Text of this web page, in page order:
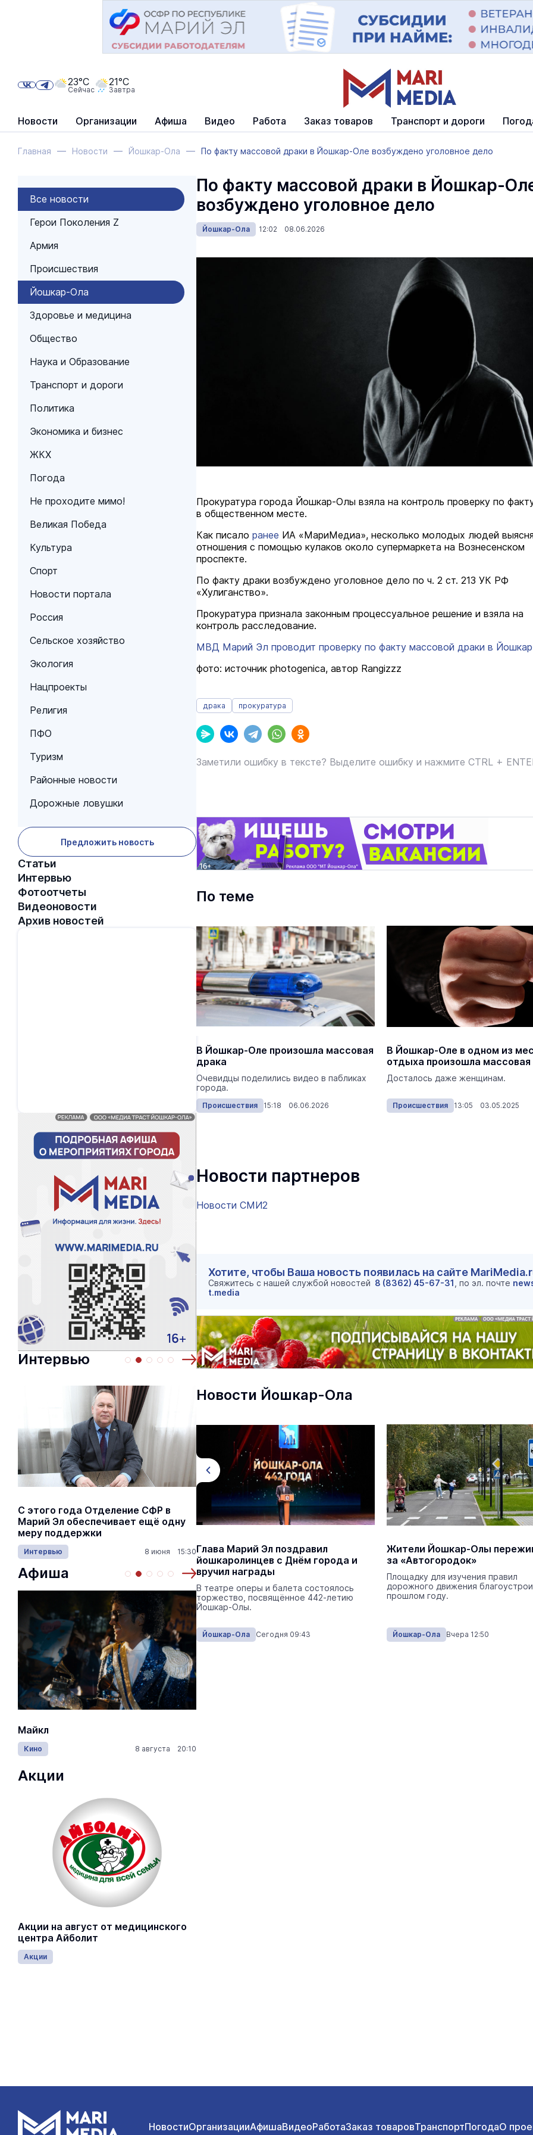
Новости Организации Афиша Видео Работа Заказ товаров Транспорт и дороги
23°C
Сейчас
21°C
Завтра
Главная Новости Йошкар-Ола По факту массовой драки в Йошкар-Оле возбуждено уголовное дело
Все новости
Герои Поколения Z
Армия
Происшествия
Йошкар-Ола
Здоровье и медицина
Общество
Наука и Образование
Транспорт и дороги
Политика
Экономика и бизнес
ЖКХ
Погода
Не проходите мимо!
Великая Победа
Культура
Спорт
Новости портала
Россия
Сельское хозяйство
Экология
Нацпроекты
Религия
ПФО
Туризм
Районные новости
Дорожные ловушки
Предложить новость
Статьи
Интервью
Фотоотчеты
Видеоновости
Архив новостей
Интервью
С этого года Отделение СФР в
Марий Эл обеспечивает ещё одну
меру поддержки
Интервью 8 июня 15:30
Алексей Ямаев о премьере в театре
Шкетана: «Для меня не бывает
Культура 18 марта 11:05
Как узнать на законных
кто собственник
Интервью
Афиша
Майкл
Кино 8 августа 20:10
Акции
Акции на август от медицинского
центра Айболит
Акции
По факту массовой драки в Йошкар-
возбуждено уголовное дело
Йошкар-Ола 12:02 08.06.2026
Прокуратура города Йошкар-Олы взяла на контроль проверку по
в общественном месте.
Как писало ранее ИА «МариМедиа», несколько молодых людей
отношения с помощью кулаков около супермаркета на Вознесенском
проспекте.
По факту драки возбуждено уголовное дело по ч. 2 ст. 213 УК РФ
«Хулиганство».
Прокуратура признала законным процессуальное решение и взяла на
контроль расследование.
МВД Марий Эл проводит проверку по факту массовой драки в
фото: источник photogenica, автор Rangizzz
драка прокуратура
Заметили ошибку в тексте? Выделите ошибку и нажмите CTRL +
По теме
В Йошкар-Оле произошла массовая
драка
Очевидцы поделились видео в пабликах
города.
Происшествия 15:18 06.06.2026
В Йошкар-Оле в одном из
отдыха произошла массовая
Досталось даже женщинам.
Происшествия 13:05 03.05.2025
Новости партнеров
Новости СМИ2
Хотите, чтобы Ваша новость появилась на сайте
Свяжитесь с нашей службой новостей 8 (8362) 45-67-31 , по эл. почте
t.media
Новости Йошкар-Ола
В Йошкар-Оле чествовали
почётных граждан города
В этом году по решению собрания
Йошкар-Ола Сегодня 10:05
Глава Марий Эл поздравил
йошкаролинцев с Днём города и
вручил награды
В театре оперы и балета состоялось
торжество, посвящённое 442-летию
Йошкар-Олы.
Йошкар-Ола Сегодня 09:43
Жители Йошкар-Олы
за «Автогородок»
Площадку для изучения правил
дорожного движения
прошлом году.
Йошкар-Ола Вчера 12:50
В марийском лесу засекли
бесшумную хищницу
НовостиОрганизацииАфишаВидеоРаботаЗаказ товаровТранспортПогодаО